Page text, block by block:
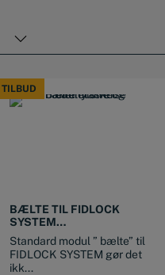
TILBUD
TILBUD
BÆLTE TIL FIDLOCK
SYSTEM
(BÆLTEHYLSTRE OG
BÆLTETASKER)
Standard modul ” bælte” til
FIDLOCK SYSTEM gør det
ikk...